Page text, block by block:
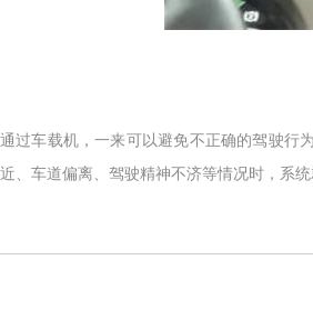
通过车载机，一来可以避免不正确的驾驶行
近、车道偏离、驾驶精神不济等情况时，系